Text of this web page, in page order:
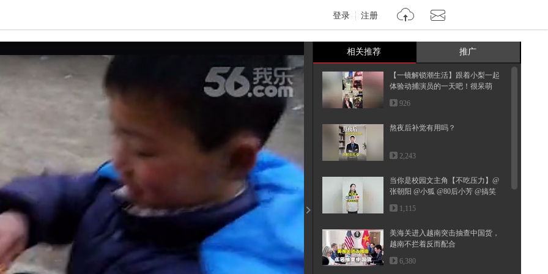
登录 注册
亮度
饱和度 100
相关推荐 推广
【一镜解锁潮生活】跟着小梨一起
体验动捕演员的一天吧！很呆萌
哦！...
926
熬夜后补觉有用吗？
2,243
当你是校园文主角【不吃压力】@
张朝阳 @小狐 @80后小芳 @搞笑
狐
1,115
美海关进入越南突击抽查中国货，
越南不拦着反而配合
6,380